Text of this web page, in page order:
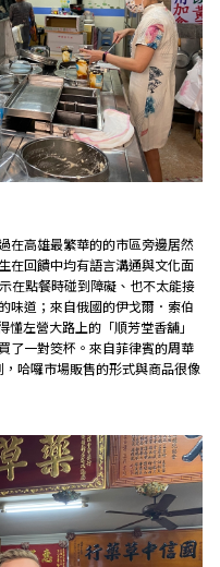
在高雄最繁華的的市區旁邊居然
在回饋中均有語言溝通與文化面
在點餐時碰到障礙、也不太能接
味道；來自俄國的伊戈爾．索伯
左營大路上的「順芳堂香舖」
了一對筊杯。來自菲律賓的周華
哈囉市場販售的形式與商品很像